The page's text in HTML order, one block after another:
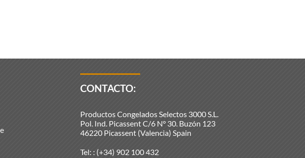
CONTACTO:
Productos Congelados Selectos 3000 S.L.
Pol. Ind. Picassent C/6 N° 30. Buzón 123
46220 Picassent (Valencia) Spain
Tel: : (+34) 902 100 432